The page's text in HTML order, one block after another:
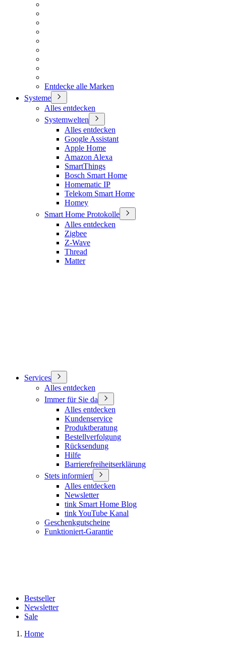
Entdecke alle Marken
Systeme
Alles entdecken
Systemwelten
Alles entdecken
Google Assistant
Apple Home
Amazon Alexa
SmartThings
Bosch Smart Home
Homematic IP
Telekom Smart Home
Homey
Smart Home Protokolle
Alles entdecken
Zigbee
Z-Wave
Thread
Matter
Services
Alles entdecken
Immer für Sie da
Alles entdecken
Kundenservice
Produktberatung
Bestellverfolgung
Rücksendung
Hilfe
Barrierefreiheitserklärung
Stets informiert
Alles entdecken
Newsletter
tink Smart Home Blog
tink YouTube Kanal
Geschenkgutscheine
Funktioniert-Garantie
Bestseller
Newsletter
Sale
Home